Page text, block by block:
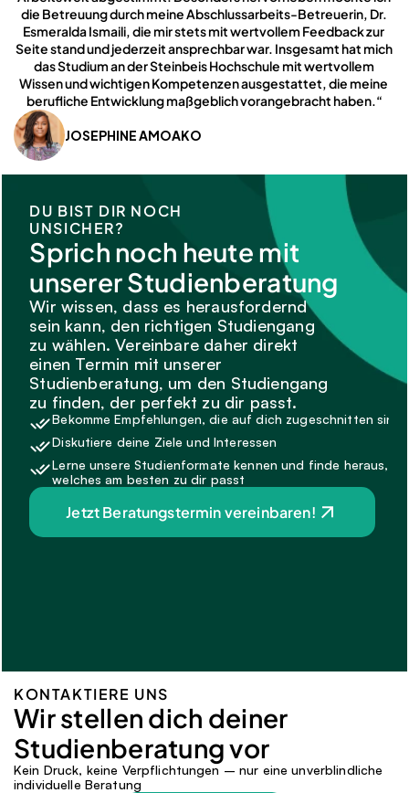
die Betreuung durch meine Abschlussarbeits-Betreuerin, Dr.
Esmeralda Ismaili, die mir stets mit wertvollem Feedback zur
Seite stand und jederzeit ansprechbar war. Insgesamt hat mich
das Studium an der Steinbeis Hochschule mit wertvollem
Wissen und wichtigen Kompetenzen ausgestattet, die meine
berufliche Entwicklung maßgeblich vorangebracht haben.“
JOSEPHINE AMOAKO
DU BIST DIR NOCH
UNSICHER?
Sprich noch heute mit
unserer Studienberatung
Wir wissen, dass es herausfordernd
sein kann, den richtigen Studiengang
zu wählen. Vereinbare daher direkt
einen Termin mit unserer
Studienberatung, um den Studiengang
zu finden, der perfekt zu dir passt.
Bekomme Empfehlungen, die auf dich zugeschnitten sind.
Diskutiere deine Ziele und Interessen
Lerne unsere Studienformate kennen und finde heraus,
welches am besten zu dir passt
Jetzt Beratungstermin vereinbaren!
KONTAKTIERE UNS
Wir stellen dich deiner
Studienberatung vor
Kein Druck, keine Verpflichtungen – nur eine unverblindliche
individuelle Beratung